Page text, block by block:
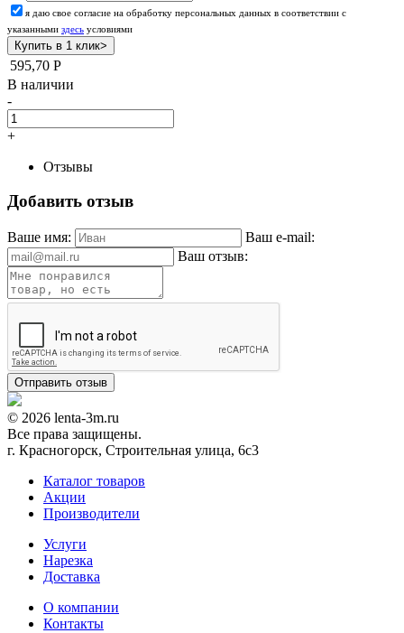
я даю свое согласие на обработку персональных данных в соответствии с
указанными здесь условиями
595,70 Р
В наличии
-
+
Отзывы
Добавить отзыв
Ваше имя:
Ваш e-mail:
Ваш отзыв:
© 2026 lenta-3m.ru
Все права защищены.
г. Красногорск, Строительная улица, 6с3
Каталог товаров
Акции
Производители
Услуги
Нарезка
Доставка
О компании
Контакты